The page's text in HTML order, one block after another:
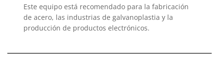
Este equipo está recomendado para la fabricación
de acero, las industrias de galvanoplastia y la
producción de productos electrónicos.